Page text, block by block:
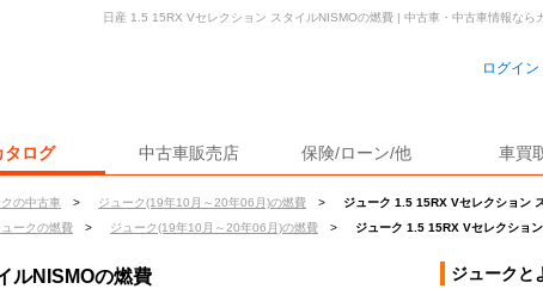
ログイン
タログ 中古車販売店 保険/ローン/他 車買
の中古車 > ジューク(19年10月～20年06月)の燃費 >
ジューク 1.5 15RX Vセレクション
ュークの燃費 > ジューク(19年10月～20年06月)の燃費 > ジューク 1.5 15RX Vセレクショ
日産 1.5 15RX Vセレクション スタイルNISMOの燃費 | 中古車・中古車情報なら
ルNISMOの燃費 ジュークと